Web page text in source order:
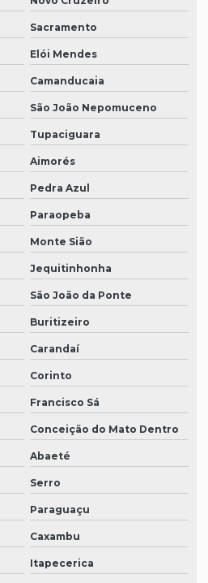
Sacramento
Elói Mendes
Camanducaia
São João Nepomuceno
Tupaciguara
Aimorés
Pedra Azul
Paraopeba
Monte Sião
Jequitinhonha
São João da Ponte
Buritizeiro
Carandaí
Corinto
Francisco Sá
Conceição do Mato Dentro
Abaeté
Serro
Paraguaçu
Caxambu
Itapecerica